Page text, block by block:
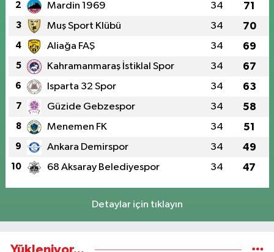
2 Mardin 1969 34 71
3 Muş Sport Klübü 34 70
4 Aliağa FAŞ 34 69
5 Kahramanmaraş İstiklal Spor 34 67
6 Isparta 32 Spor 34 63
7 Güzide Gebzespor 34 58
8 Menemen FK 34 51
9 Ankara Demirspor 34 49
10 68 Aksaray Belediyespor 34 47
Detaylar için tıklayın